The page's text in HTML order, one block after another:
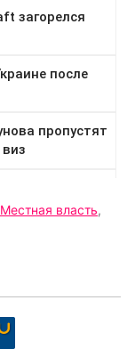
Местная власть,